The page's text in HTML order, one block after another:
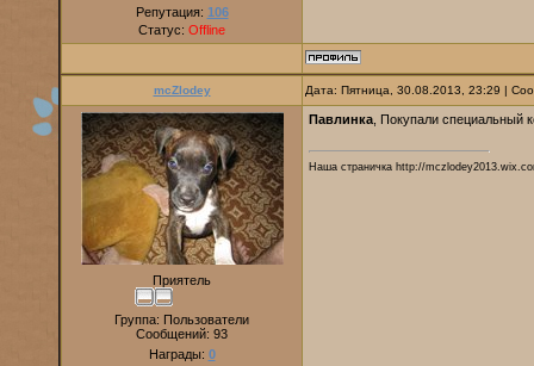
Репутация: 106
Статус: Offline
mcZlodey Дата: Пятница, 30.08.2013, 23:29 |
Приятель
Группа: Пользователи
Сообщений: 93
Награды: 0
Павлинка , Покупали специальный
Наша страничка http://